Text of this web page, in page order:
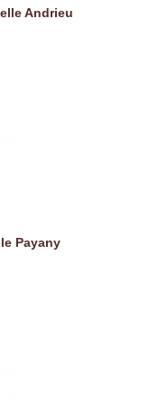
Andrieu
Payany